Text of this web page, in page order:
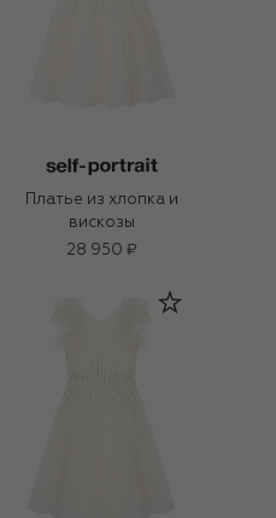
Платье из хлопка и
вискозы
28 950 ₽